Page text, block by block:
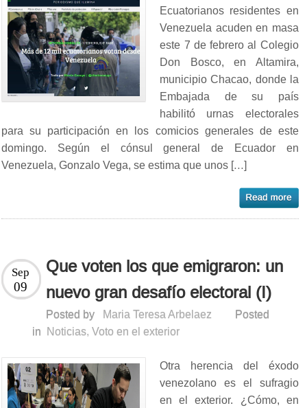
Ecuatorianos residentes en
Venezuela acuden en masa
este 7 de febrero al Colegio
Don Bosco, en Altamira,
municipio Chacao, donde la
Embajada de su país
habilitó urnas electorales
para su participación en los comicios generales de este
domingo. Según el cónsul general de Ecuador en
Venezuela, Gonzalo Vega, se estima que unos […]
Que voten los que emigraron: un
nuevo gran desafío electoral (I)
Sep
09
Posted by Maria Teresa Arbelaez
Posted
in
Noticias,Voto en el exterior
Otra herencia del éxodo
venezolano es el sufragio
en el exterior. ¿Cómo, en